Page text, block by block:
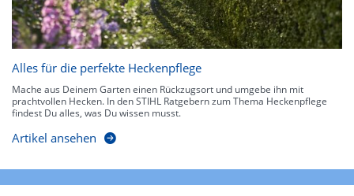
Alles für die perfekte Heckenpflege
Mache aus Deinem Garten einen Rückzugsort und umgebe ihn mit
prachtvollen Hecken. In den STIHL Ratgebern zum Thema Heckenpflege
findest Du alles, was Du wissen musst.
Artikel ansehen